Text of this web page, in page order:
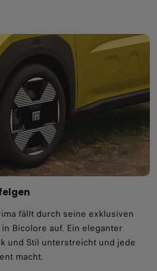
fällt durch seine exklusiven
Bicolore auf. Ein eleganter
und Stil unterstreicht und jede
macht.